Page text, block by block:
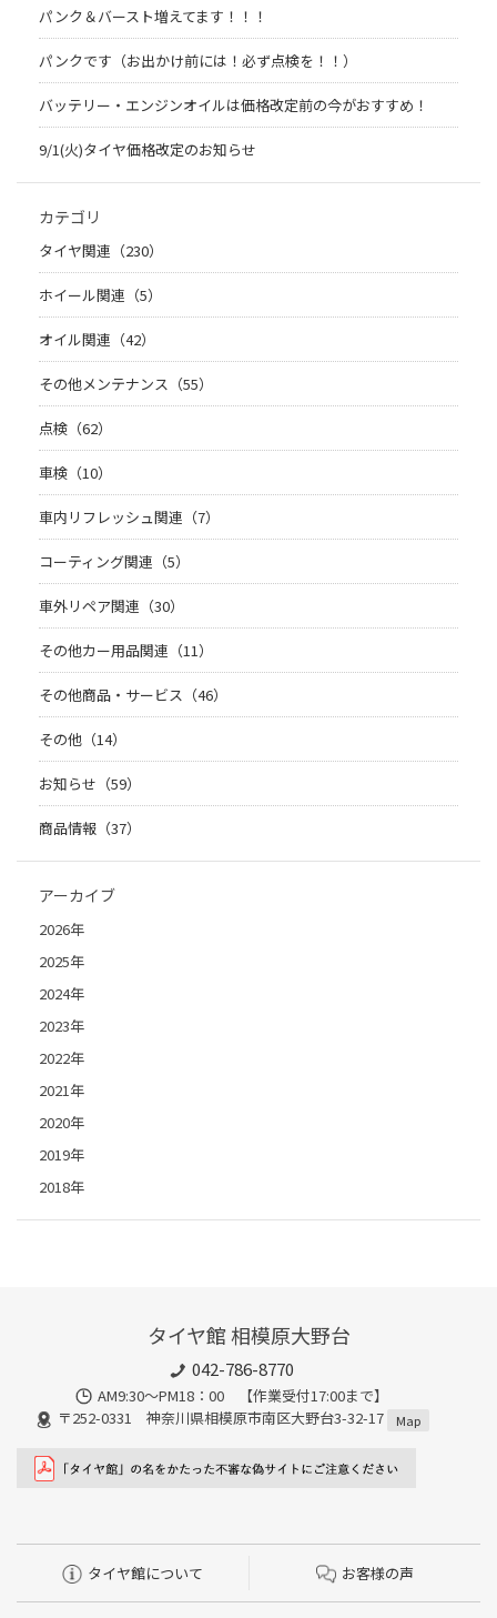
パンク＆バースト増えてます！！！
パンクです（お出かけ前には！必ず点検を！！）
バッテリー・エンジンオイルは価格改定前の今がおすすめ！
9/1(火)タイヤ価格改定のお知らせ
カテゴリ
タイヤ関連（230）
ホイール関連（5）
オイル関連（42）
その他メンテナンス（55）
点検（62）
車検（10）
車内リフレッシュ関連（7）
コーティング関連（5）
車外リペア関連（30）
その他カー用品関連（11）
その他商品・サービス（46）
その他（14）
お知らせ（59）
商品情報（37）
アーカイブ
2026年
2025年
2024年
2023年
2022年
2021年
2020年
2019年
2018年
タイヤ館 相模原大野台
042-786-8770
AM9:30～PM18：00 【作業受付17:00まで】
〒252-0331 神奈川県相模原市南区大野台3-32-17
Map
タイヤ館について お客様の声